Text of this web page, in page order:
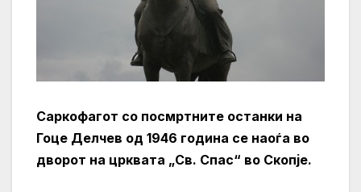
Саркофагот со посмртните останки на
Гоце Делчев од 1946 година се наоѓа во
дворот на црквата „Св. Спас“ во Скопје.